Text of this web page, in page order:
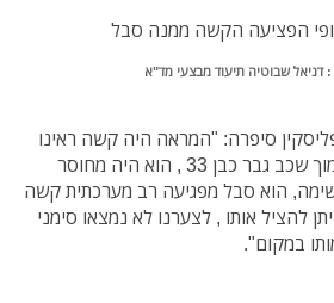
הפציעה הקשה ממנה סבל
סיפרה: "המראה היה קשה ראינו
משאית, אופנוע מעוך ובסמוך שכב גבר כבן 33 , הוא היה מחוסר
הוא סבל מפגיעה רב מערכתית קשה
להציל אותו , לצערנו לא נמצאו סימני
במקום".